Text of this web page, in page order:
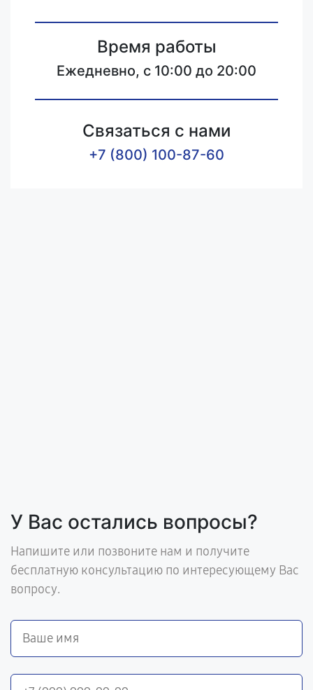
Время работы
Ежедневно, с 10:00 до 20:00
Связаться с нами
+7 (800) 100-87-60
У Вас остались вопросы?
Напишите или позвоните нам и получите
бесплатную консультацию по интересующему Вас
вопросу.